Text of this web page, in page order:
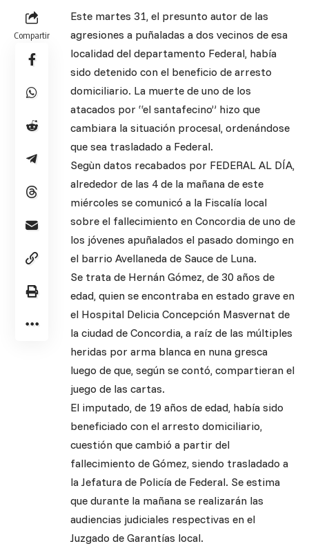
Compartir
Este martes 31, el presunto autor de las
agresiones a puñaladas a dos vecinos de esa
localidad del departamento Federal, había
sido detenido con el beneficio de arresto
domiciliario. La muerte de uno de los
atacados por “el santafecino” hizo que
cambiara la situación procesal, ordenándose
que sea trasladado a Federal.
Segùn datos recabados por FEDERAL AL DÍA,
alrededor de las 4 de la mañana de este
miércoles se comunicó a la Fiscalía local
sobre el fallecimiento en Concordia de uno de
los jóvenes apuñalados el pasado domingo en
el barrio Avellaneda de Sauce de Luna.
Se trata de Hernán Gómez, de 30 años de
edad, quien se encontraba en estado grave en
el Hospital Delicia Concepción Masvernat de
la ciudad de Concordia, a raíz de las múltiples
heridas por arma blanca en nuna gresca
luego de que, según se contó, compartieran el
juego de las cartas.
El imputado, de 19 años de edad, había sido
beneficiado con el arresto domiciliario,
cuestión que cambió a partir del
fallecimiento de Gómez, siendo trasladado a
la Jefatura de Policía de Federal. Se estima
que durante la mañana se realizarán las
audiencias judiciales respectivas en el
Juzgado de Garantías local.